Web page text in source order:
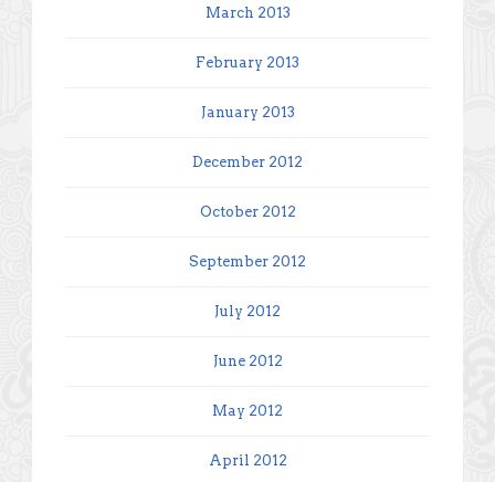
March 2013
February 2013
January 2013
December 2012
October 2012
September 2012
July 2012
June 2012
May 2012
April 2012